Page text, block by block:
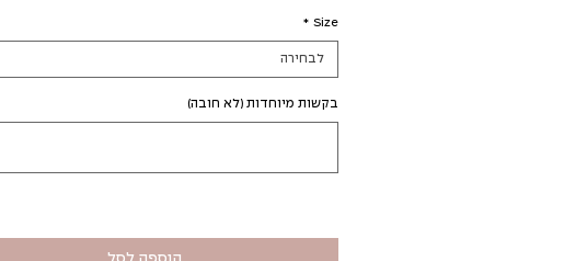
Size
*
לבחירה
בקשות מיוחדות (לא חובה)